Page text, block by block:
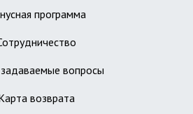
программа
вопросы
возврата